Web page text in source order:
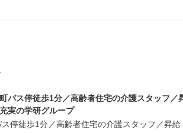
バス停徒歩1分／高齢者住宅の介護スタッフ／
実の学研グループ
停徒歩1分／高齢者住宅の介護スタッフ／昇